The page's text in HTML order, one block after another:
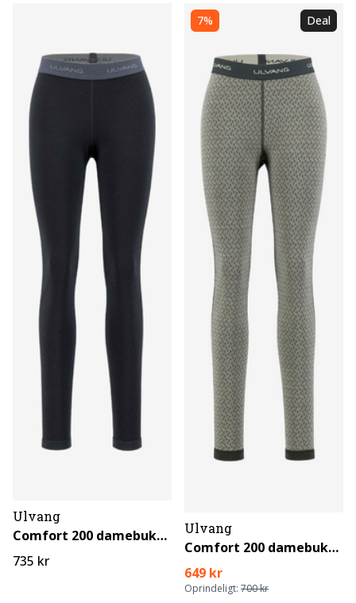
Ulvang
Comfort 200 damebukser
735 kr
7% Deal
Ulvang
Comfort 200 damebukser
649 kr
Oprindeligt: 700 kr